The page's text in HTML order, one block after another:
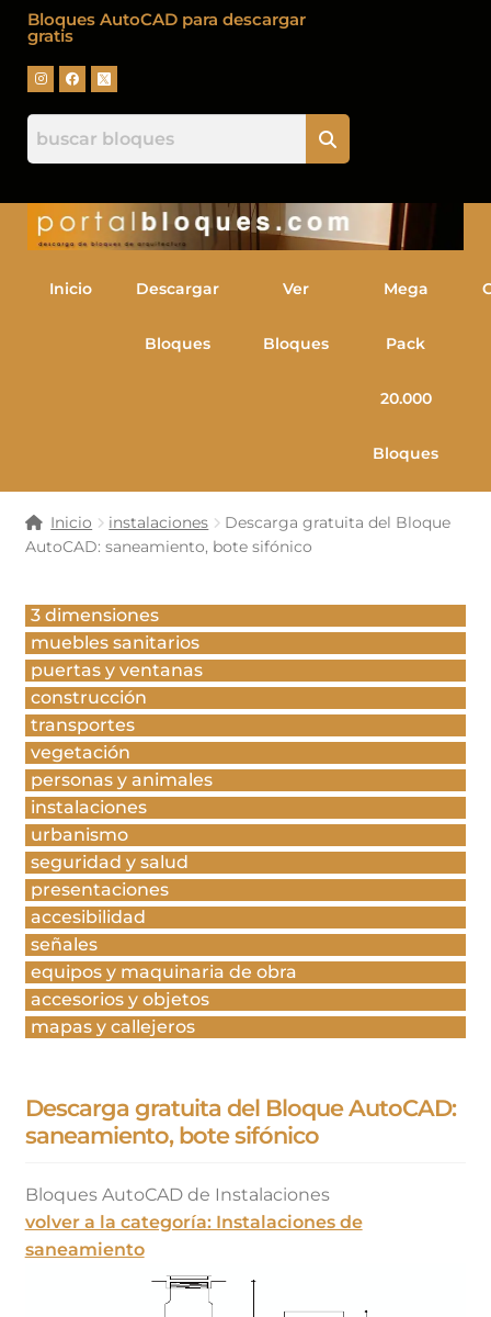
Bloques AutoCAD para descargar
gratis
Inicio Descargar
Bloques
Ver
Bloques
Mega
Pack
20.000
Bloques
Inicio instalaciones
Descarga gratuita del Bloque
AutoCAD: saneamiento, bote sifónico
Descarga gratuita del Bloque AutoCAD:
saneamiento, bote sifónico
Bloques AutoCAD de Instalaciones
volver a la categoría: Instalaciones de
saneamiento
3 dimensiones
muebles sanitarios
puertas y ventanas
construcción
transportes
vegetación
personas y animales
instalaciones
urbanismo
seguridad y salud
presentaciones
accesibilidad
señales
equipos y maquinaria de obra
accesorios y objetos
mapas y callejeros